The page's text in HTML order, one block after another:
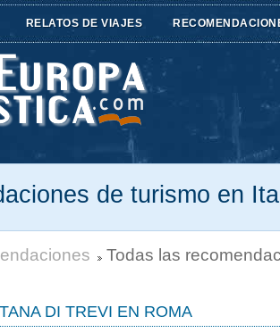
RELATOS DE VIAJES
de turismo en
Todas las
DI TREVI EN ROMA